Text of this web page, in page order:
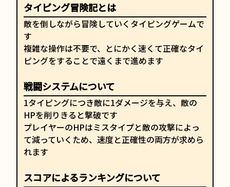
タイピング冒険記とは
敵を倒しながら冒険していくタイピングゲームで
す
複雑な操作は不要で、とにかく速くて正確なタイ
ピングをすることで遠くまで進めます
戦闘システムについて
1タイピングにつき敵に1ダメージを与え、敵の
HPを削りきると撃破です
プレイヤーのHPはミスタイプと敵の攻撃によっ
て減っていくため、速度と正確性の両方が求めら
れます
スコアによるランキングについて